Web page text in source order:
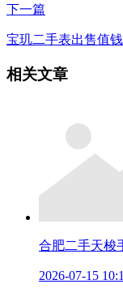
下一篇
宝玑二手表出售值
相关文章
合肥二手天梭
2026-07-15